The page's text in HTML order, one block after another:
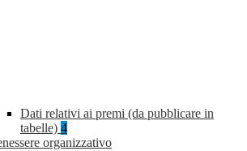
Dati relativi ai premi (da pubblicare in
tabelle) 4
organizzativo